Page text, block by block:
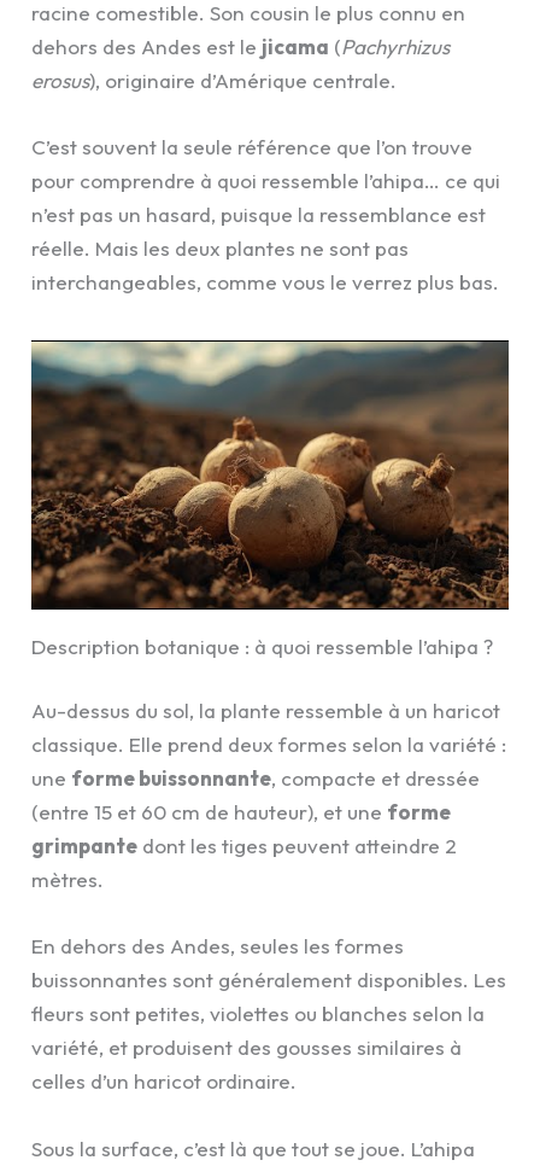
racine comestible. Son cousin le plus connu en
dehors des Andes est le jicama (Pachyrhizus
erosus), originaire d’Amérique centrale.
C’est souvent la seule référence que l’on trouve
pour comprendre à quoi ressemble l’ahipa… ce qui
n’est pas un hasard, puisque la ressemblance est
réelle. Mais les deux plantes ne sont pas
interchangeables, comme vous le verrez plus bas.
Description botanique : à quoi ressemble l’ahipa ?
Au-dessus du sol, la plante ressemble à un haricot
classique. Elle prend deux formes selon la variété :
une forme buissonnante, compacte et dressée
(entre 15 et 60 cm de hauteur), et une forme
grimpante dont les tiges peuvent atteindre 2
mètres.
En dehors des Andes, seules les formes
buissonnantes sont généralement disponibles. Les
fleurs sont petites, violettes ou blanches selon la
variété, et produisent des gousses similaires à
celles d’un haricot ordinaire.
Sous la surface, c’est là que tout se joue. L’ahipa